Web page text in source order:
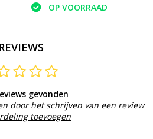
OP VOORRAAD
REVIEWS
gevonden
door het schrijven van een review
toevoegen